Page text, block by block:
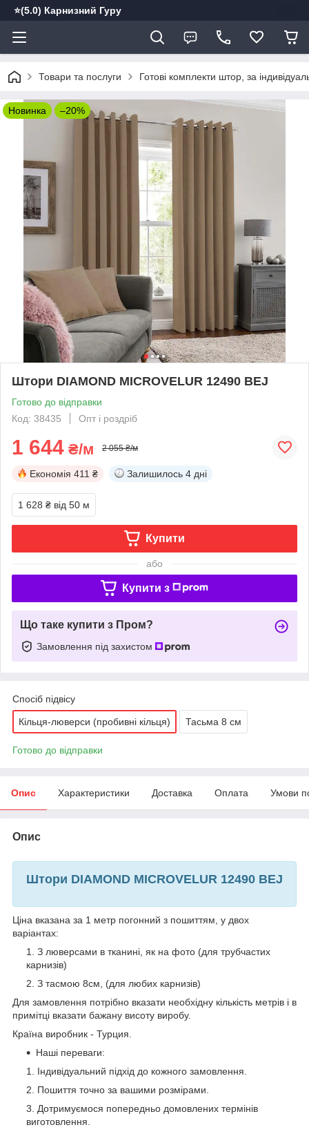
⭐️(5.0) Карнизний Гуру
Товари та послуги Готові комплекти штор, за
Новинка –20%
Штори DIAMOND MICROVELUR 12490 BEJ
Готово до відправки
Код: 38435
Опт і роздріб
1 644 ₴/м 2 055 ₴/м
Економія 411 ₴ Залишилось 4 дні
1 628 ₴ від 50 м
Купити
або
Купити з
Що таке купити з Пром?
Замовлення під захистом
Спосіб підвісу
Кільця-люверси (пробивні кільця) Тасьма 8 см
Готово до відправки
Опис Характеристики Доставка Оплата Умови
Опис
Штори DIAMOND MICROVELUR 12490 BEJ
Ціна вказана за 1 метр погонний з пошиттям, у двох
варіантах:
З люверсами в тканині, як на фото (для трубчастих
карнизів)
З тасмою 8см, (для любих карнизів)
Для замовлення потрібно вказати необхідну кількість метрів і в
примітці вказати бажану висоту виробу.
Країна виробник - Турция.
Наші переваги:
Індивідуальний підхід до кожного замовлення.
Пошиття точно за вашими розмірами.
Дотримуємося попередньо домовлених термінів
виготовлення.